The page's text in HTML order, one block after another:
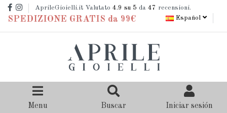
AprileGioielli.it Valutato 4.9 su 5 da 47 recensioni.
SPEDIZIONE GRATIS da 99€ Español
Menu Buscar Iniciar sesión